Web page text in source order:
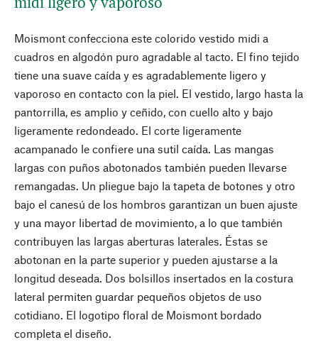
Moismont confecciona este colorido vestido midi a
cuadros en algodón puro agradable al tacto. El fino tejido
tiene una suave caída y es agradablemente ligero y
vaporoso en contacto con la piel. El vestido, largo hasta la
pantorrilla, es amplio y ceñido, con cuello alto y bajo
ligeramente redondeado. El corte ligeramente
acampanado le confiere una sutil caída. Las mangas
largas con puños abotonados también pueden llevarse
remangadas. Un pliegue bajo la tapeta de botones y otro
bajo el canesú de los hombros garantizan un buen ajuste
y una mayor libertad de movimiento, a lo que también
contribuyen las largas aberturas laterales. Éstas se
abotonan en la parte superior y pueden ajustarse a la
longitud deseada. Dos bolsillos insertados en la costura
lateral permiten guardar pequeños objetos de uso
cotidiano. El logotipo floral de Moismont bordado
completa el diseño.